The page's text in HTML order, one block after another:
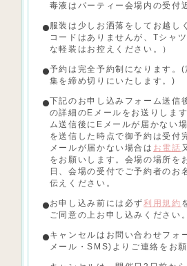
毒液はパーティー会場内の受付
服装は少しお洒落をしてお越し
コードはありませんが、Tシャ
な軽装はお控えください。）
予約は完全予約制になります。
集を締め切りにいたします。)
下記のお申し込みフォーム送信
の詳細のEメールをお送りしま
ム送信後にEメールが届かない
を送信した時点で御予約は受付
メールが届かない場合は お電話
をお願いします。会場の場所を
日、会場の受付でご予約者のお
伝えください。
お申し込み前には必ず利用規約
ご同意の上お申し込みください。
キャンセルはお問い合わせフォ
メール・SMS)よりご連絡をお願